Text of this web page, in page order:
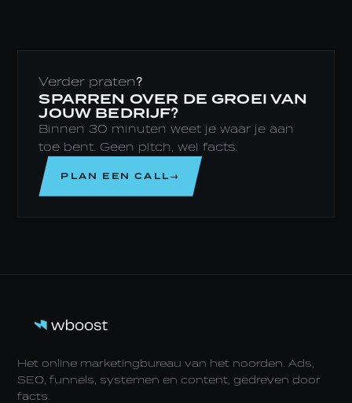
Verder praten?
SPARREN OVER DE GROEI VAN
JOUW BEDRIJF?
Binnen 30 minuten weet je waar je aan
toe bent. Geen pitch, wel facts.
PLAN EEN CALL→
Het online marketingbureau van het noorden. Ads,
SEO, funnels, systemen en content, gedreven door
facts.